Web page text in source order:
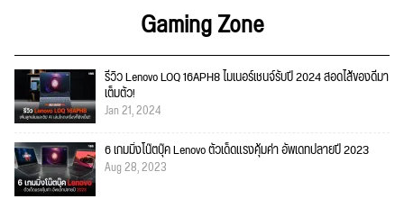
Gaming Zone
รีวิว Lenovo LOQ 16APH8 ไมเนอร์เชนจ์รับปี 2024 สอดไส้ของดีมา
เต็มตัว!
Jan 21, 2024
6 เกมมิ่งโน๊ตบุ๊ค Lenovo ตัวเด็ดแรงคุ้มค่า อัพเดทปลายปี 2023
Aug 28, 2023